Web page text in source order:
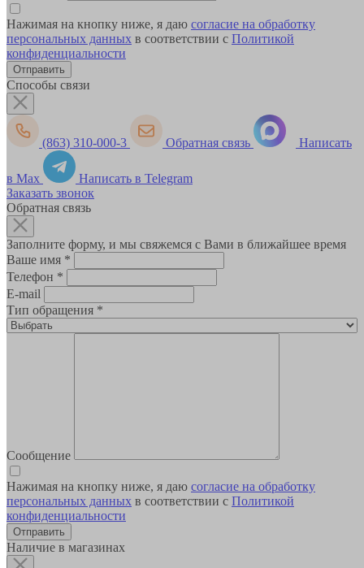
Нажимая на кнопку ниже, я даю согласие на обработку
персональных данных в соответствии с Политикой
конфиденциальности
Способы связи
(863) 310-000-3 Обратная связь Написать
в Max
Написать в Telegram
Заказать звонок
Обратная связь
Заполните форму, и мы свяжемся с Вами в ближайшее время
Ваше имя *
Телефон *
E-mail
Тип обращения *
Сообщение
Нажимая на кнопку ниже, я даю согласие на обработку
персональных данных в соответствии с Политикой
конфиденциальности
Наличие в магазинах